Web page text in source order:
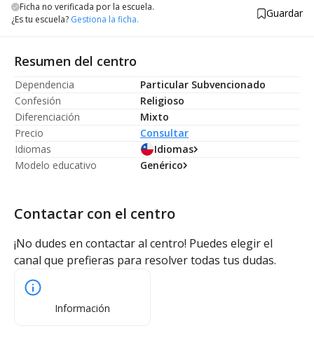
Ficha no verificada por la escuela.
¿Es tu escuela? Gestiona la ficha. Guardar
Resumen del centro
Dependencia
Particular Subvencionado
Confesión
Religioso
Diferenciación
Mixto
Precio
Consultar
Idiomas
Idiomas
Modelo educativo
Genérico
Contactar con el centro
¡No dudes en contactar al centro! Puedes elegir el
canal que prefieras para resolver todas tus dudas.
Información